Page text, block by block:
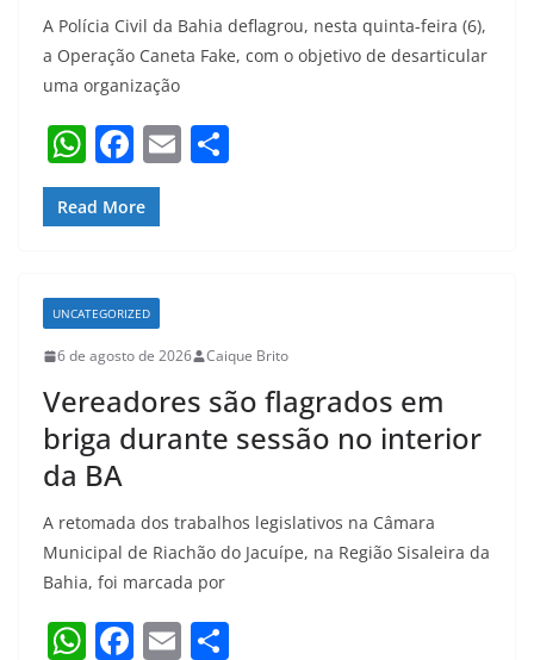
A Polícia Civil da Bahia deflagrou, nesta quinta-feira (6),
a Operação Caneta Fake, com o objetivo de desarticular
uma organização
W
h
at
A
p
p
F
a
c
b
o
o
k
E
Read More
UNCATEGORIZED
6 de agosto de 2026 Caique Brito
Vereadores são flagrados em
briga durante sessão no interior
da BA
A retomada dos trabalhos legislativos na Câmara
Municipal de Riachão do Jacuípe, na Região Sisaleira da
Bahia, foi marcada por
W F E